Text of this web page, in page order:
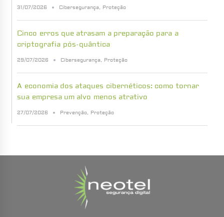
31/07/2026 Cibersegurança, Proteção
Cinco erros que atrasam a preparação para a
criptografia pós-quântica
29/07/2026 Cibersegurança, Proteção
A economia dos ataques cibernéticos: como tornar
sua empresa um alvo menos atrativo
27/07/2026 Prevenção, Proteção